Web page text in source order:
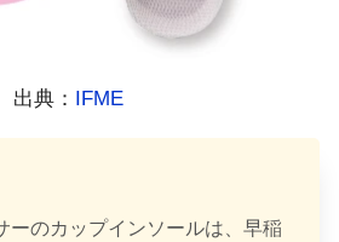
出典： IFME
ーのカップインソールは、早稲